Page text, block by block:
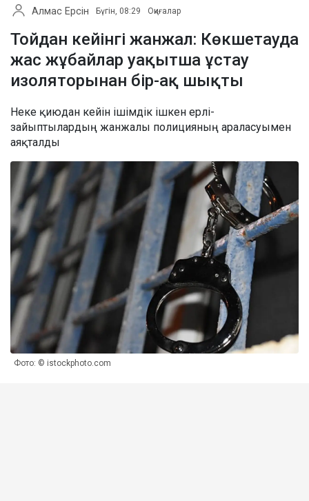
Алмас Ерсін Бүгін, 08:29 Оқиғалар
Тойдан кейінгі жанжал: Көкшетауда
жас жұбайлар уақытша ұстау
изоляторынан бір-ақ шықты
Неке қиюдан кейін ішімдік ішкен ерлі-
зайыптылардың жанжалы полицияның араласуымен
аяқталды
Фото: © istockphoto.com